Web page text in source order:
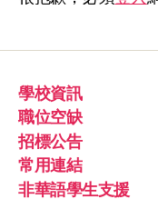
學校資訊
職位空缺
招標公告
常用連結
非華語學生支援